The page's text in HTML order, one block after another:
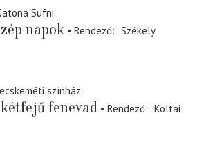
Sufni
napok Rendező
Székely
színház
fenevad Rendező
Koltai